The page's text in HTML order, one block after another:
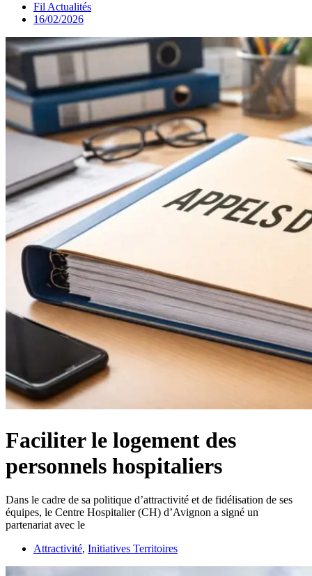
Fil Actualités
16/02/2026
Faciliter le logement des
personnels hospitaliers
Dans le cadre de sa politique d’attractivité et de fidélisation de ses
équipes, le Centre Hospitalier (CH) d’Avignon a signé un
partenariat avec le
Attractivité, Initiatives Territoires